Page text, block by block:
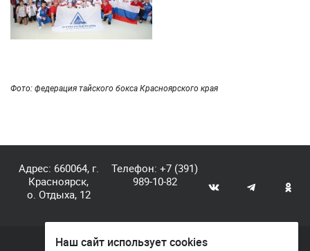
Фото: федерация тайского бокса Красноярского края
Адрес: 660064, г.
Красноярск,
о. Отдыха, 12
Телефон:+7 (391)
989-10-82
Наш сайт использует cookies